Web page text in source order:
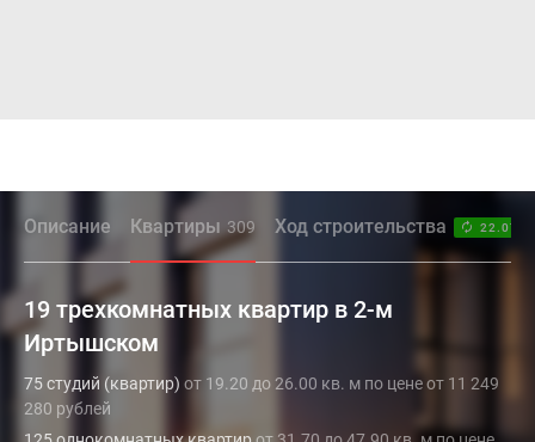
Описание Квартиры 309 Ход строительства
19 трехкомнатных квартир в 2-м
Иртышском
75 студий (квартир) от 19.20 до 26.00 кв. м по цене от 11 249
280 рублей